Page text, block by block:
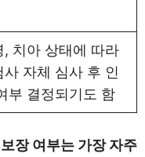
, 치아 상태에 따라
사 자체 심사 후 인
부 결정되기도 함
장 여부는 가장 자주